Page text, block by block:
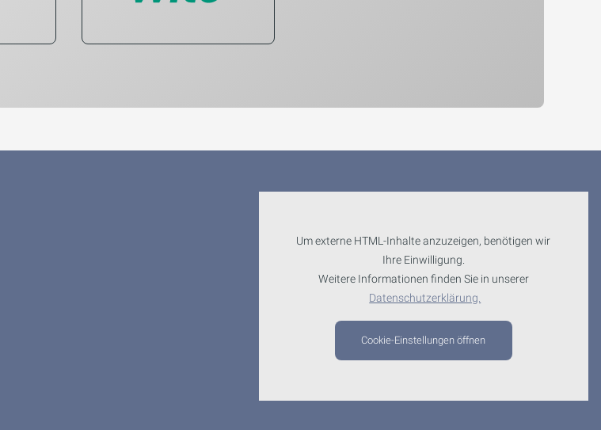
Um externe HTML-Inhalte anzuzeigen, benötigen wir
Ihre Einwilligung.
Weitere Informationen finden Sie in unserer
Datenschutzerklärung.
Cookie-Einstellungen öffnen